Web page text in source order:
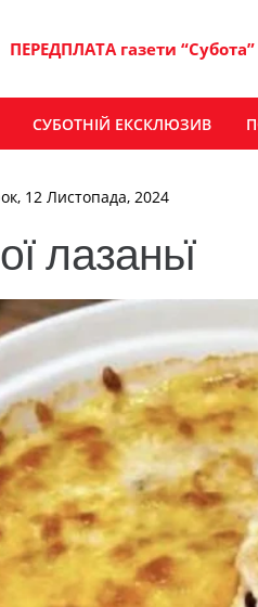
ПЕРЕДПЛАТА газети “Субота”
СУБОТНІЙ ЕКСКЛЮЗИВ
12 Листопада, 2024
лазаньї